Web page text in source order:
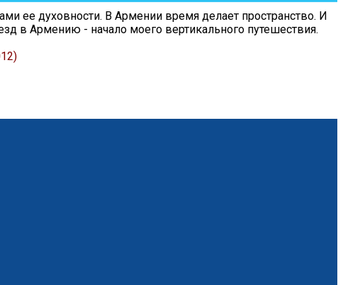
ее духовности. В Армении время делает пространство. И
в Армению - начало моего вертикального путешествия.